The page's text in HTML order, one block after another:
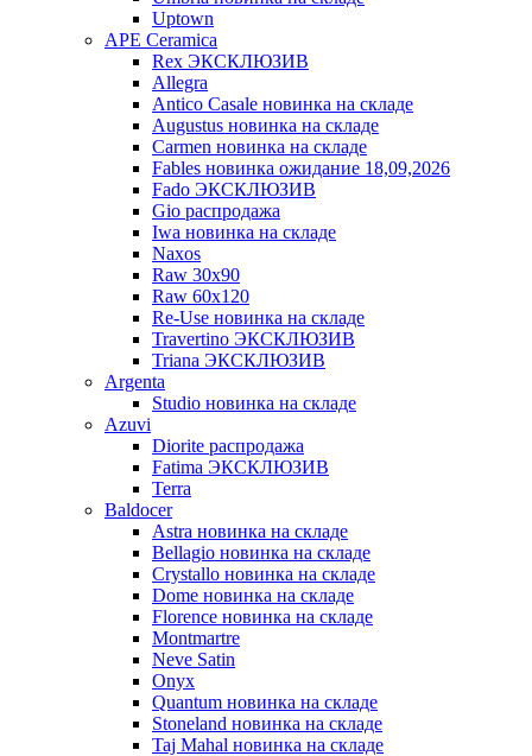
Uptown
APE Ceramica
Rex ЭКСКЛЮЗИВ
Allegra
Antico Casale новинка на складе
Augustus новинка на складе
Carmen новинка на складе
Fables новинка ожидание 18,09,2026
Fado ЭКСКЛЮЗИВ
Gio распродажа
Iwa новинка на складе
Naxos
Raw 30x90
Raw 60х120
Re-Use новинка на складе
Travertino ЭКСКЛЮЗИВ
Triana ЭКСКЛЮЗИВ
Argenta
Studio новинка на складе
Azuvi
Diorite распродажа
Fatima ЭКСКЛЮЗИВ
Terra
Baldoсer
Astra новинка на складе
Bellagio новинка на складе
Crystallo новинка на складе
Dome новинка на складе
Florence новинка на складе
Montmartre
Neve Satin
Onyx
Quantum новинка на складе
Stoneland новинка на складе
Taj Mahal новинка на складе